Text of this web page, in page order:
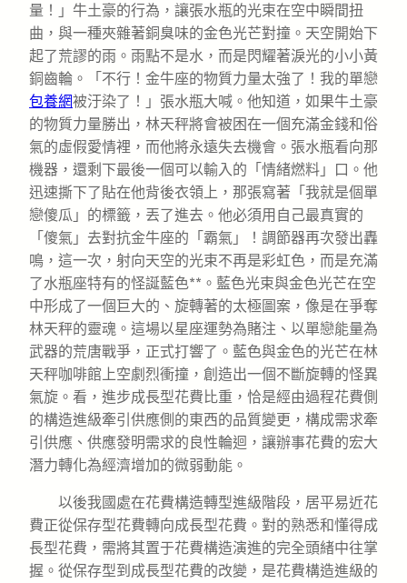
量！」牛土豪的行為，讓張水瓶的光束在空中瞬間扭
曲，與一種夾雜著銅臭味的金色光芒對撞。天空開始下
起了荒謬的雨。雨點不是水，而是閃耀著淚光的小小黃
銅齒輪。「不行！金牛座的物質力量太強了！我的單戀
包養網被汙染了！」張水瓶大喊。他知道，如果牛土豪
的物質力量勝出，林天秤將會被困在一個充滿金錢和俗
氣的虛假愛情裡，而他將永遠失去機會。張水瓶看向那
機器，還剩下最後一個可以輸入的「情緒燃料」口。他
迅速撕下了貼在他背後衣領上，那張寫著「我就是個單
戀傻瓜」的標籤，丟了進去。他必須用自己最真實的
「傻氣」去對抗金牛座的「霸氣」！調節器再次發出轟
鳴，這一次，射向天空的光束不再是彩虹色，而是充滿
了水瓶座特有的怪誕藍色**。藍色光束與金色光芒在空
中形成了一個巨大的、旋轉著的太極圖案，像是在爭奪
林天秤的靈魂。這場以星座運勢為賭注、以單戀能量為
武器的荒唐戰爭，正式打響了。藍色與金色的光芒在林
天秤咖啡館上空劇烈衝撞，創造出一個不斷旋轉的怪異
氣旋。看，進步成長型花費比重，恰是經由過程花費側
的構造進級牽引供應側的東西的品質變更，構成需求牽
引供應、供應發明需求的良性輪迴，讓辦事花費的宏大
潛力轉化為經濟增加的微弱動能。
以後我國處在花費構造轉型進級階段，居平易近花
費正從保存型花費轉向成長型花費。對的熟悉和懂得成
長型花費，需將其置于花費構造演進的完全頭緒中往掌
握。從保存型到成長型花費的改變，是花費構造進級的